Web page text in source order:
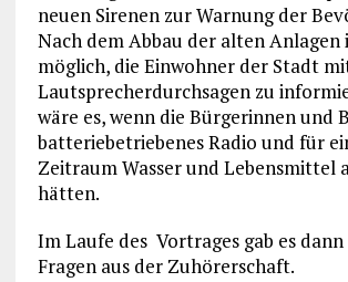
neuen Sirenen zur Warnung der
Nach dem Abbau der alten Anlagen
möglich, die Einwohner der Stadt
Lautsprecherdurchsagen zu
wäre es, wenn die Bürgerinnen und
batteriebetriebenes Radio und für
Zeitraum Wasser und Lebensmittel
hätten.
Im Laufe des Vortrages gab es
Fragen aus der Zuhörerschaft.